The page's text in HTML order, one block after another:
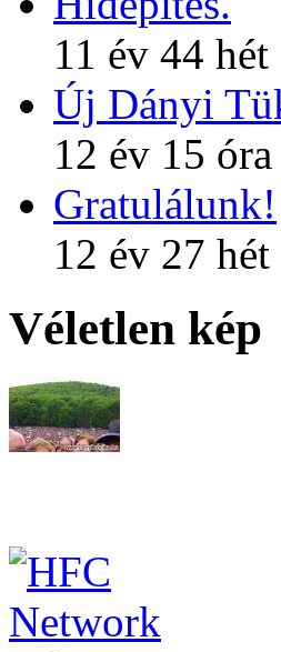
11 év 44 hét
Új Dányi
12 év 15 óra
Gratulálunk!
12 év 27 hét
Véletlen kép